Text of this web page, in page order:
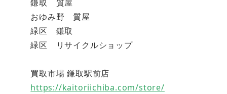
鎌取 質屋
おゆみ野 質屋
緑区 鎌取
緑区 リサイクルショップ
買取市場 鎌取駅前店
https://kaitoriichiba.com/store/